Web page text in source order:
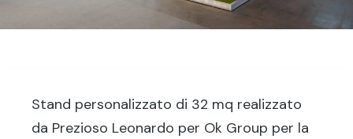
Stand personalizzato di 32 mq realizzato
da Prezioso Leonardo per Ok Group per la